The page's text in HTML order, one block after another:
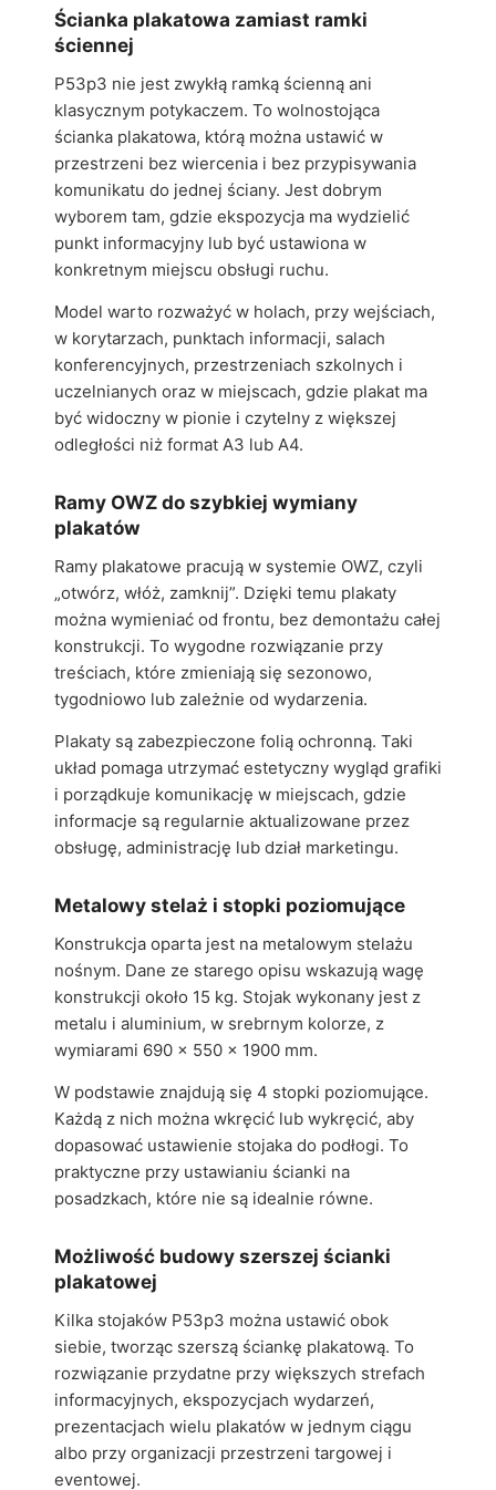
Ścianka plakatowa zamiast ramki
ściennej
P53p3 nie jest zwykłą ramką ścienną ani
klasycznym potykaczem. To wolnostojąca
ścianka plakatowa, którą można ustawić w
przestrzeni bez wiercenia i bez przypisywania
komunikatu do jednej ściany. Jest dobrym
wyborem tam, gdzie ekspozycja ma wydzielić
punkt informacyjny lub być ustawiona w
konkretnym miejscu obsługi ruchu.
Model warto rozważyć w holach, przy wejściach,
w korytarzach, punktach informacji, salach
konferencyjnych, przestrzeniach szkolnych i
uczelnianych oraz w miejscach, gdzie plakat ma
być widoczny w pionie i czytelny z większej
odległości niż format A3 lub A4.
Ramy OWZ do szybkiej wymiany
plakatów
Ramy plakatowe pracują w systemie OWZ, czyli
„otwórz, włóż, zamknij”. Dzięki temu plakaty
można wymieniać od frontu, bez demontażu całej
konstrukcji. To wygodne rozwiązanie przy
treściach, które zmieniają się sezonowo,
tygodniowo lub zależnie od wydarzenia.
Plakaty są zabezpieczone folią ochronną. Taki
układ pomaga utrzymać estetyczny wygląd grafiki
i porządkuje komunikację w miejscach, gdzie
informacje są regularnie aktualizowane przez
obsługę, administrację lub dział marketingu.
Metalowy stelaż i stopki poziomujące
Konstrukcja oparta jest na metalowym stelażu
nośnym. Dane ze starego opisu wskazują wagę
konstrukcji około 15 kg. Stojak wykonany jest z
metalu i aluminium, w srebrnym kolorze, z
wymiarami 690 x 550 x 1900 mm.
W podstawie znajdują się 4 stopki poziomujące.
Każdą z nich można wkręcić lub wykręcić, aby
dopasować ustawienie stojaka do podłogi. To
praktyczne przy ustawianiu ścianki na
posadzkach, które nie są idealnie równe.
Możliwość budowy szerszej ścianki
plakatowej
Kilka stojaków P53p3 można ustawić obok
siebie, tworząc szerszą ściankę plakatową. To
rozwiązanie przydatne przy większych strefach
informacyjnych, ekspozycjach wydarzeń,
prezentacjach wielu plakatów w jednym ciągu
albo przy organizacji przestrzeni targowej i
eventowej.